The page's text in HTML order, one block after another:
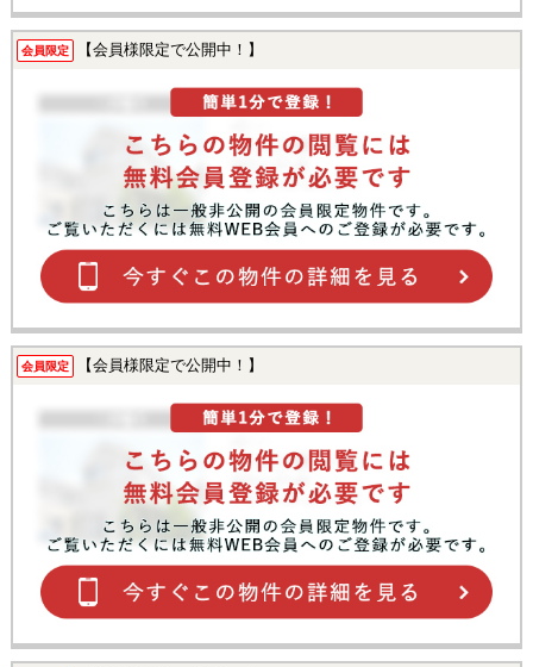
会員限定 【会員様限定で公開中！】
会員限定 【会員様限定で公開中！】